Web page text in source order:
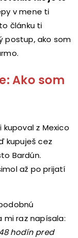
v mene ti
článku ti
postup, ako som
Ako som
kupoval z Mexico
kupuješ cez
Bardún.
až po prijatí
mi raz napísala:
hodín pred